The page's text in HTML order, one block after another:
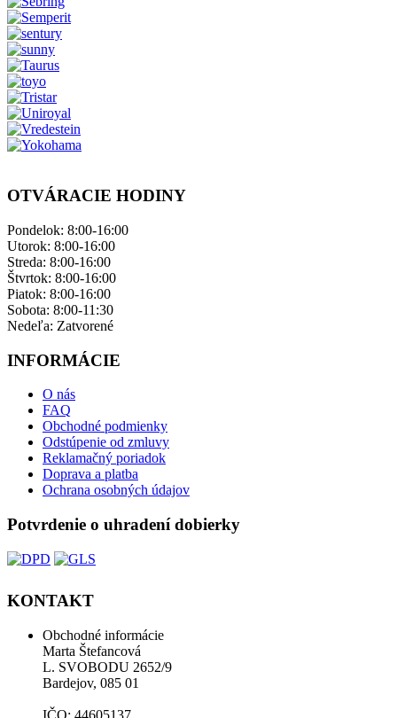
OTVÁRACIE HODINY
Pondelok: ​8:00-16:00
Utorok: 8:00-16:00
Streda: 8:00-16:00
Štvrtok: 8:00-16:00
Piatok: 8:00-16:00
Sobota: 8:00-11:30
Nedeľa: ​Zatvorené
INFORMÁCIE
O nás
FAQ
Obchodné podmienky
Odstúpenie od zmluvy
Reklamačný poriadok
Doprava a platba
Ochrana osobných údajov
Potvrdenie o uhradení dobierky
KONTAKT
Obchodné informácie
Marta Štefancová
L. SVOBODU 2652/9
Bardejov, 085 01